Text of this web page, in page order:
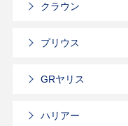
クラウン
プリウス
GRヤリス
ハリアー